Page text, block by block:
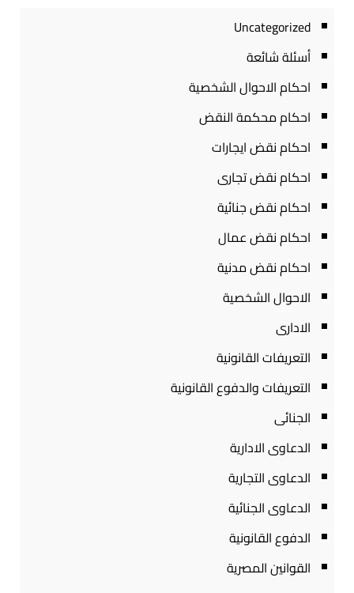
Uncategorized
أسئلة شائعة
احكام الاحوال الشخصية
احكام محكمة النقض
احكام نقض ايجارات
احكام نقض تجارى
احكام نقض جنائية
احكام نقض عمال
احكام نقض مدنية
الاحوال الشخصية
الادارى
التعريفات القانونية
التعريفات والدفوع القانونية
الجنائى
الدعاوى الادارية
الدعاوى التجارية
الدعاوى الجنائية
الدفوع القانونية
القوانين المصرية